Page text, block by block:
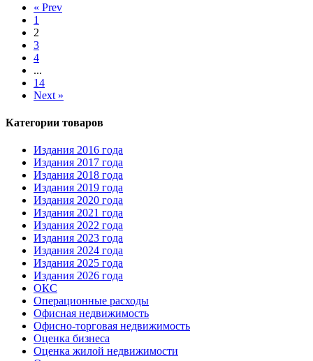
« Prev
1
2
3
4
...
14
Next »
Категории товаров
Издания 2016 года
Издания 2017 года
Издания 2018 года
Издания 2019 года
Издания 2020 года
Издания 2021 года
Издания 2022 года
Издания 2023 года
Издания 2024 года
Издания 2025 года
Издания 2026 года
ОКС
Операционные расходы
Офисная недвижимость
Офисно-торговая недвижимость
Оценка бизнеса
Оценка жилой недвижимости